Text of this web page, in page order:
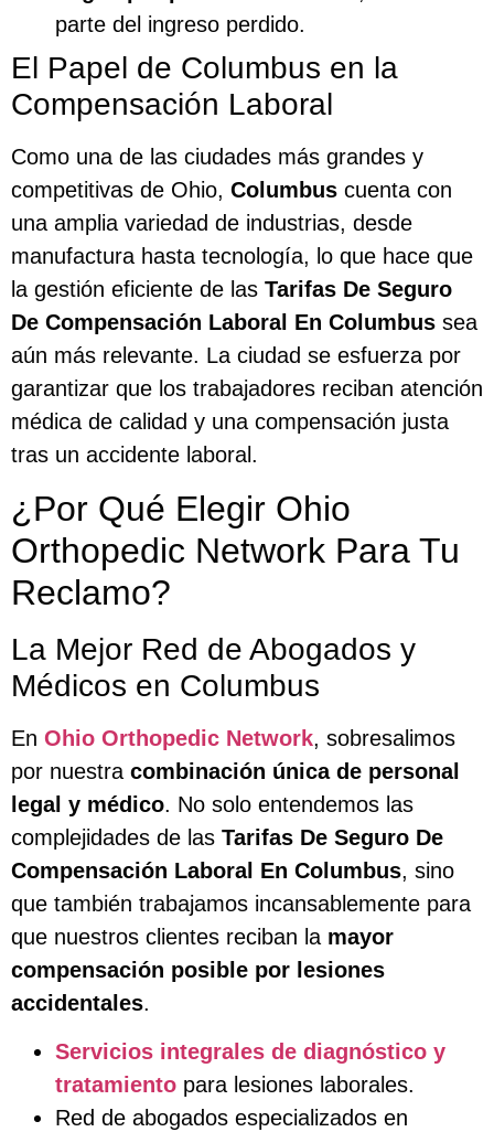
parte del ingreso perdido.
El Papel de Columbus en la
Compensación Laboral
Como una de las ciudades más grandes y
competitivas de Ohio, Columbus cuenta con
una amplia variedad de industrias, desde
manufactura hasta tecnología, lo que hace que
la gestión eficiente de las Tarifas De Seguro
De Compensación Laboral En Columbus sea
aún más relevante. La ciudad se esfuerza por
garantizar que los trabajadores reciban atención
médica de calidad y una compensación justa
tras un accidente laboral.
¿Por Qué Elegir Ohio
Orthopedic Network Para Tu
Reclamo?
La Mejor Red de Abogados y
Médicos en Columbus
En Ohio Orthopedic Network, sobresalimos
por nuestra combinación única de personal
legal y médico. No solo entendemos las
complejidades de las Tarifas De Seguro De
Compensación Laboral En Columbus, sino
que también trabajamos incansablemente para
que nuestros clientes reciban la mayor
compensación posible por lesiones
accidentales.
Servicios integrales de diagnóstico y
tratamiento para lesiones laborales.
Red de abogados especializados en